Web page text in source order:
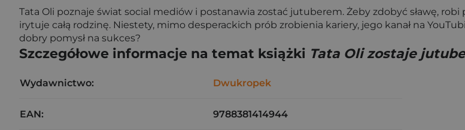
Tata Oli poznaje świat social mediów i postanawia zostać jutuberem. Żeby zdobyć sławę,
irytuje całą rodzinę. Niestety, mimo desperackich prób zrobienia kariery, jego kanał na
dobry pomysł na sukces?
Szczegółowe informacje na temat książki Tata Oli zostaje
Wydawnictwo: Dwukropek
EAN: 9788381414944